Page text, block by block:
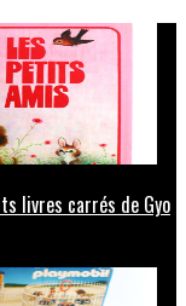
livres carrés de Gyo